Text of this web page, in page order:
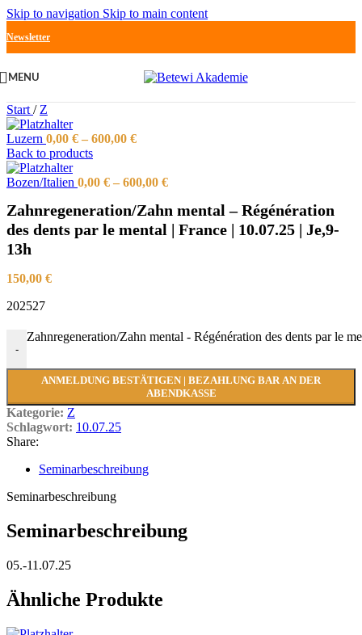
Skip to navigation Skip to main content
Newsletter
MENU
Start / Z
Luzern 0,00 € – 600,00 €
Back to products
Bozen/Italien 0,00 € – 600,00 €
Zahnregeneration/Zahn mental – Régénération
des dents par le mental | France | 10.07.25 | Je,9-
13h
150,00 €
202527
-
Zahnregeneration/Zahn mental - Régénération des dents par le
ANMELDUNG BESTÄTIGEN | BEZAHLUNG BAR AN DER
ABENDKASSE
Kategorie: Z
Schlagwort: 10.07.25
Share:
Seminarbeschreibung
Seminarbeschreibung
Seminarbeschreibung
05.-11.07.25
Ähnliche Produkte